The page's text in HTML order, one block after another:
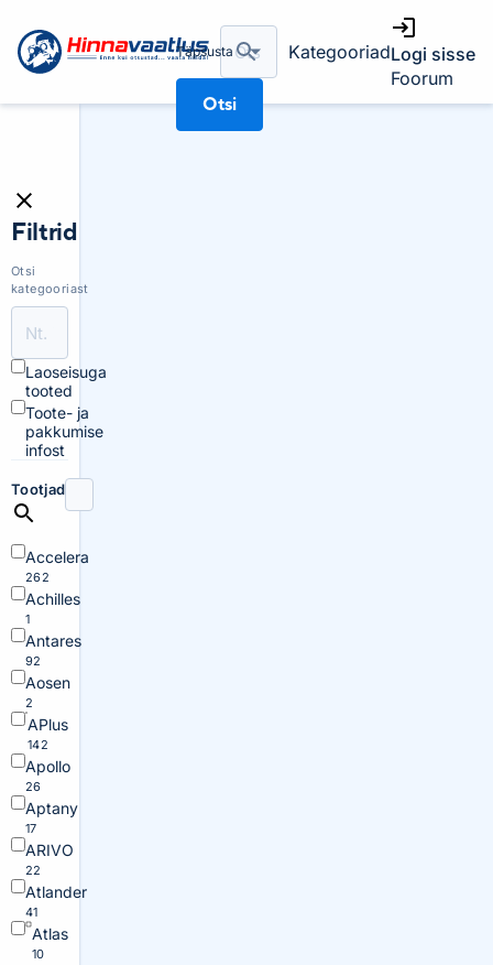
Täpsusta
Otsi
KategooriadLogi sisse
Foorum
Filtrid
Otsi
kategooriast
Laoseisuga
tooted
Toote- ja
pakkumise
infost
Tootjad
Accelera
262
Achilles
1
Antares
92
Aosen
2
APlus
142
Apollo
26
Aptany
17
ARIVO
22
Atlander
41
Atlas
10